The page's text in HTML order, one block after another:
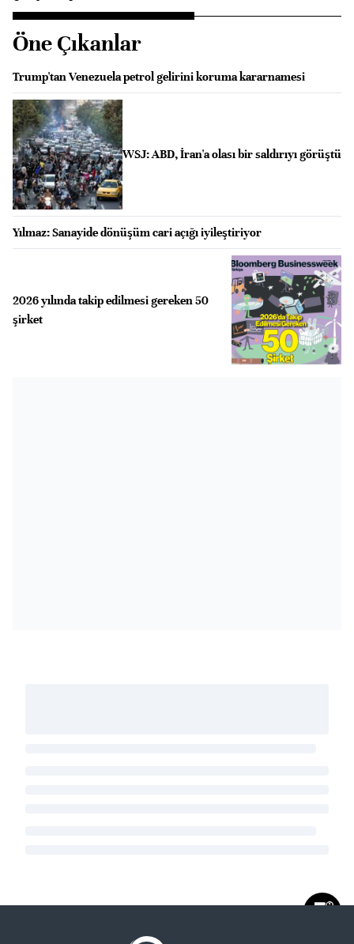
Öne Çıkanlar
Trump'tan Venezuela petrol gelirini koruma kararnamesi
WSJ: ABD, İran'a olası bir saldırıyı görüştü
Yılmaz: Sanayide dönüşüm cari açığı iyileştiriyor
2026 yılında takip edilmesi gereken 50
şirket